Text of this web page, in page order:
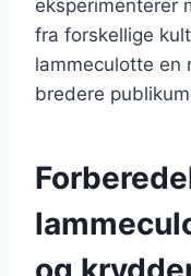
eksperimenterer
fra forskellige
lammeculotte
bredere